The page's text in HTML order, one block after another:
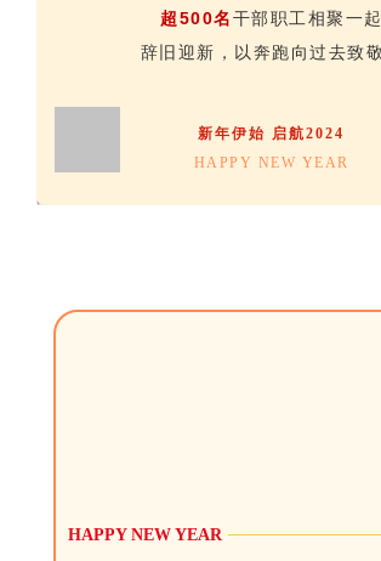
超500名干部职工相聚一起
辞旧迎新，以奔跑向过去致敬
新年伊始 启航2024
HAPPY NEW YEAR
HAPPY NEW YEAR